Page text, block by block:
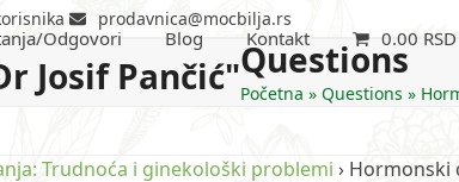
prodavnica@mocbilja.rs
Josif Pančić"
Odgovori Blog Kontakt 0.00 RSD
Questions
Početna » Questions »
Trudnoća i ginekološki problemi › Hormonski